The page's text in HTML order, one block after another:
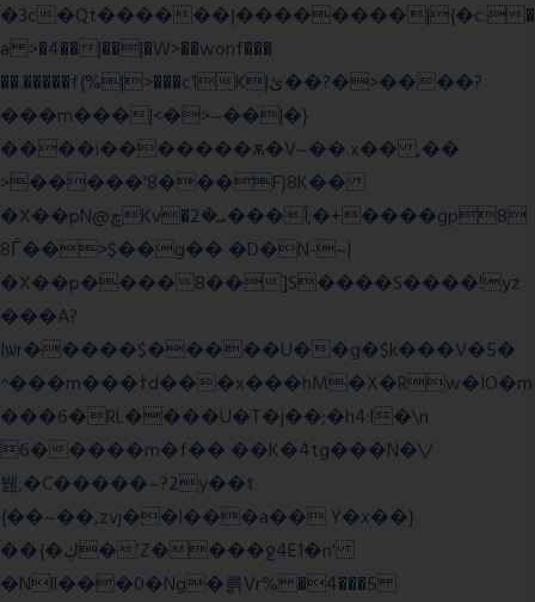
�3c�Qt������ן��������|{�c:�
a >�4��|��|�W>��wonf���
��.�����f{%|>���c1K|ئ��?�>����?
���m���|<�>~��|�}
����i�������ѫ�V~��.x�� ,��
>�����'8���F)8K��
�X��pN@ڇKv�ܝ�2���Î;�+����gp8
8Ѓ��>$��g�� �D�N-~|
�X��p����8��]S����S����!yz
���A?
Iۭѡr�����$�����U��g�$k���V�5�
^���m���ߙd���x���hM�X�Rw�IO�m
���6�RL����U�T�j��;�h4:l�\n
6�����m�f�� ��K�4tg���N�\/
뷆;�C�����~?2y��t
{��~��,zvj��l���a�� Y�x��}
��{�ڮ�'Z����ջ4E1�n'
�Nll���0�Ng�륽Vr% �4���5